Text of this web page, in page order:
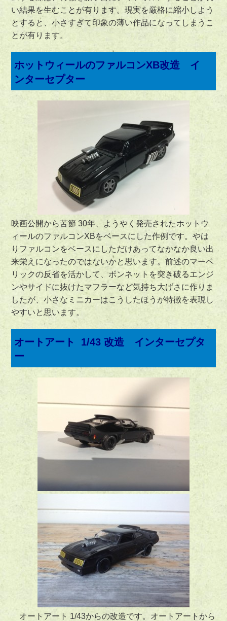
い結果を生むことが有ります。現実を厳格に縮小しよう
とすると、小さすぎて印象の薄い作品になってしまうこ
とが有ります。
ホットウィールのファルコンXB改造 イ
ンターセプター
映画公開から苦節 30年、ようやく発売されたホットウ
ィールのファルコンXBをベースにした作例です。やは
りファルコンをベースにしただけあってなかなか良い出
来栄えになったのではないかと思います。前述のマーベ
リックの反省を活かして、ボンネットを突き破るエンジ
ンやサイドに抜けたマフラーなど気持ち大げさに作りま
したが、小さなミニカーはこうしたほうが特徴を表現し
やすいと思います。
オートアート 1/43 改造 インターセプタ
ー
オートアート 1/43からの改造です。オートアートから